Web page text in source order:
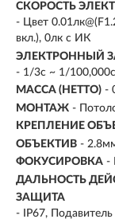
СКОРОСТЬ
- Цвет
вкл.), 0лк с ИК
ЭЛЕКТРОННЫЙ
- 1/3с ~ 1/
МАССА (НЕТТО) -
МОНТАЖ -
КРЕПЛЕНИЕ
ОБЪЕКТИВ -
ФОКУСИРОВКА -
ДАЛЬНОСТЬ
ЗАЩИТА
- IP67,